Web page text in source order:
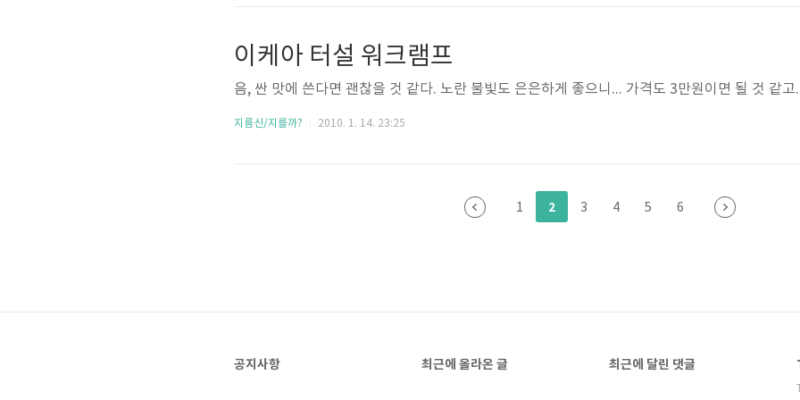
이케아 터설 워크램프
음, 싼 맛에 쓴다면 괜찮을 것 같다. 노란 불빛도 은은하게 좋으니... 가격도 3만원이면 될 것 같고
지름신/지를까? 2010. 1. 14. 23:25
1 2 3 4 5 6
공지사항 최근에 올라온 글 최근에 달린 댓글